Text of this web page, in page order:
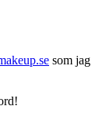
som jag